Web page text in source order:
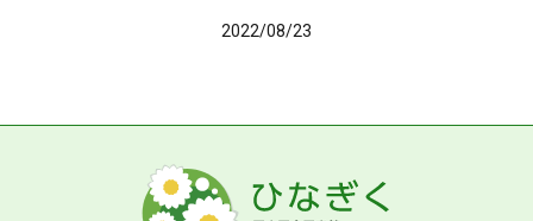
2022/08/23